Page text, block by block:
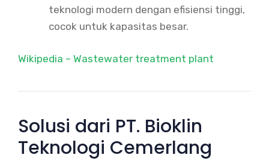
teknologi modern dengan efisiensi tinggi,
cocok untuk kapasitas besar.
Wikipedia – Wastewater treatment plant
Solusi dari PT. Bioklin
Teknologi Cemerlang